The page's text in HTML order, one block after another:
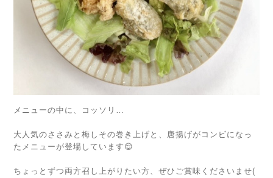
メニューの中に、コッソリ…
大人気のささみと梅しその巻き上げと、唐揚げがコンビになっ
たメニューが登場しています😌
ちょっとずつ両方召し上がりたい方、ぜひご賞味くださいませ(